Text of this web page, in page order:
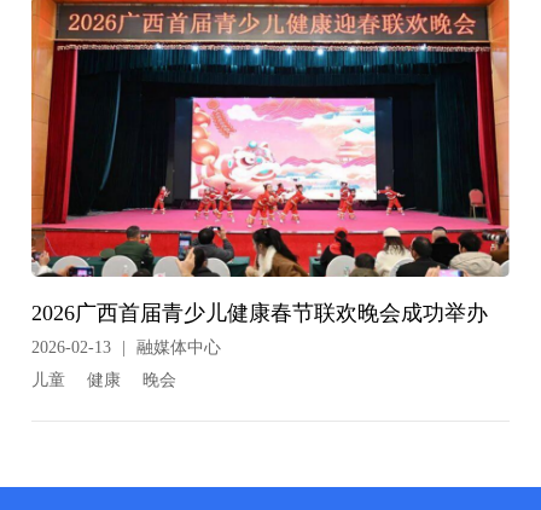
2026广西首届青少儿健康春节联欢晚会成功举办
2026-02-13 |
融媒体中心
儿童
健康 晚会